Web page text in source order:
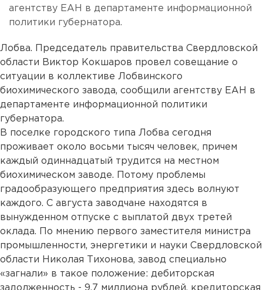
агентству ЕАН в департаменте информационной
политики губернатора.
Лобва. Председатель правительства Свердловской
области Виктор Кокшаров провел совещание о
ситуации в коллективе Лобвинского
биохимического завода, сообщили агентству ЕАН в
департаменте информационной политики
губернатора.
В поселке городского типа Лобва сегодня
проживает около восьми тысяч человек, причем
каждый одиннадцатый трудится на местном
биохимическом заводе. Потому проблемы
градообразующего предприятия здесь волнуют
каждого. С августа заводчане находятся в
вынужденном отпуске с выплатой двух третей
оклада. По мнению первого заместителя министра
промышленности, энергетики и науки Свердловской
области Николая Тихонова, завод специально
«загнали» в такое положение: дебиторская
задолженность - 9,7 миллиона рублей, кредиторская